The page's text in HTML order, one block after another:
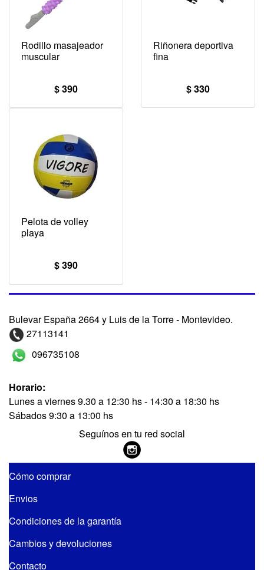
Rodillo masajeador
muscular
$ 390
Riñonera deportiva
fina
$ 330
Pelota de volley
playa
$ 390
Bulevar España 2664 y Luis de la Torre - Montevideo.
27113141
096735108
Horario:
Lunes a viernes 9.30 a 12:30 hs - 14:30 a 18:30 hs
Sábados 9:30 a 13:00 hs
Seguínos en tu red social
Cómo comprar
Envios
Condiciones de la garantía
Cambios y devoluciones
Contacto